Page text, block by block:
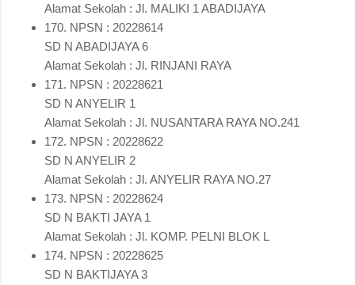
Alamat Sekolah : Jl. MALIKI 1 ABADIJAYA
170. NPSN : 20228614
SD N ABADIJAYA 6
Alamat Sekolah : Jl. RINJANI RAYA
171. NPSN : 20228621
SD N ANYELIR 1
Alamat Sekolah : Jl. NUSANTARA RAYA NO.241
172. NPSN : 20228622
SD N ANYELIR 2
Alamat Sekolah : Jl. ANYELIR RAYA NO.27
173. NPSN : 20228624
SD N BAKTI JAYA 1
Alamat Sekolah : Jl. KOMP. PELNI BLOK L
174. NPSN : 20228625
SD N BAKTIJAYA 3